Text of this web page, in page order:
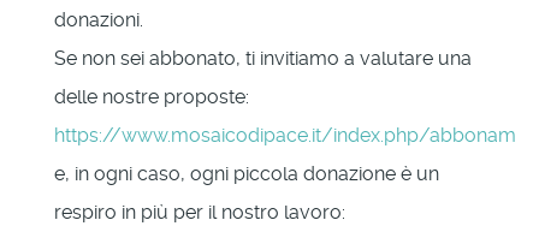
donazioni.
Se non sei abbonato, ti invitiamo a valutare una
delle nostre proposte:
https://www.mosaicodipace.it/index.php/
e, in ogni caso, ogni piccola donazione è un
respiro in più per il nostro lavoro: